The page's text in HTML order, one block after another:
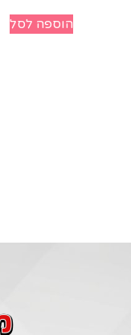
הוספה לסל